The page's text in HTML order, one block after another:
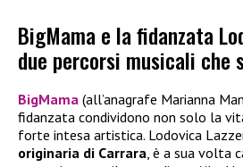
BigMama e la fidanzata
due percorsi musicali che
BigMama (all’anagrafe Marianna
fidanzata condividono non solo la
forte intesa artistica. Lodovica
originaria di Carrara , è a sua volta